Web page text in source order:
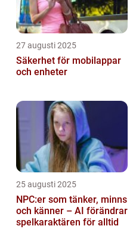
27 augusti 2025
Säkerhet för mobilappar
och enheter
25 augusti 2025
NPC:er som tänker, minns
och känner – AI förändrar
spelkaraktären för alltid